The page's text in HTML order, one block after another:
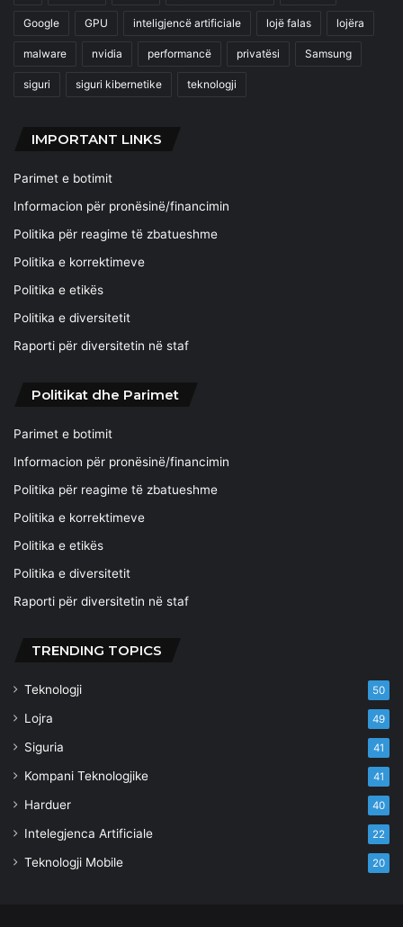
Google GPU inteligjencë artificiale lojë falas lojëra
malware nvidia performancë privatësi Samsung
siguri siguri kibernetike teknologji
IMPORTANT LINKS
Parimet e botimit
Informacion për pronësinë/financimin
Politika për reagime të zbatueshme
Politika e korrektimeve
Politika e etikës
Politika e diversitetit
Raporti për diversitetin në staf
Politikat dhe Parimet
Parimet e botimit
Informacion për pronësinë/financimin
Politika për reagime të zbatueshme
Politika e korrektimeve
Politika e etikës
Politika e diversitetit
Raporti për diversitetin në staf
TRENDING TOPICS
Teknologji 50
Lojra 49
Siguria 41
Kompani Teknologjike 41
Harduer 40
Intelegjenca Artificiale 22
Teknologji Mobile 20